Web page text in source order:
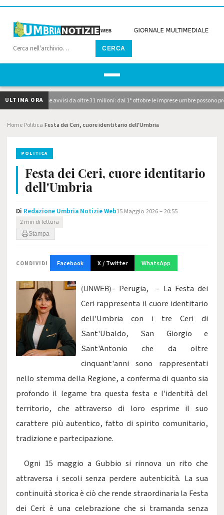
CERCA
ULTIMA ORA
pubblicati i due avvisi da oltre 31 milioni: dal 1° ottobre le imprese umbre possono
Home Politica Festa dei Ceri, cuore identitario dell'Umbria
POLITICA
Festa dei Ceri, cuore identitario
dell'Umbria
Di Redazione Umbria Notizie Web15 Maggio 2026 – 20:55
2 min di lettura
Stampa
CONDIVIDI Facebook X / Twitter WhatsApp
(UNWEB)– Perugia, – La Festa dei
Ceri rappresenta il cuore identitario
dell'Umbria con i tre Ceri di
Sant'Ubaldo, San Giorgio e
Sant'Antonio che da oltre
cinquant'anni sono rappresentati
nello stemma della Regione, a conferma di quanto sia
profondo il legame tra questa festa e l'identità del
territorio, che attraverso di loro esprime il suo
carattere più autentico, fatto di spirito comunitario,
tradizione e partecipazione.
Ogni 15 maggio a Gubbio si rinnova un rito che
attraversa i secoli senza perdere autenticità. La sua
continuità storica è ciò che rende straordinaria la Festa
dei Ceri: è una celebrazione che si tramanda senza